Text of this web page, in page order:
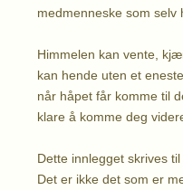
medmenneske som selv
Himmelen kan vente,
kan hende uten et
når håpet får komme til
klare å komme deg
Dette innlegget skrives
Det er ikke det som er